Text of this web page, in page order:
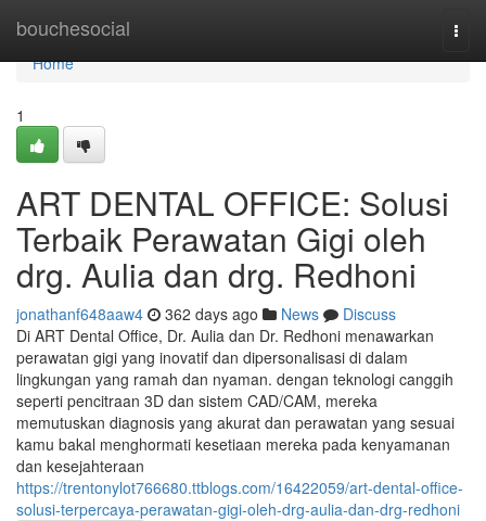
bouchesocial
Home
Home
1
ART DENTAL OFFICE: Solusi
Terbaik Perawatan Gigi oleh
drg. Aulia dan drg. Redhoni
jonathanf648aaw4 362 days ago News
Discuss
Di ART Dental Office, Dr. Aulia dan Dr. Redhoni menawarkan
perawatan gigi yang inovatif dan dipersonalisasi di dalam
lingkungan yang ramah dan nyaman. dengan teknologi canggih
seperti pencitraan 3D dan sistem CAD/CAM, mereka
memutuskan diagnosis yang akurat dan perawatan yang sesuai
kamu bakal menghormati kesetiaan mereka pada kenyamanan
dan kesejahteraan
https://trentonylot766680.ttblogs.com/16422059/art-dental-office-
solusi-terpercaya-perawatan-gigi-oleh-drg-aulia-dan-drg-redhoni